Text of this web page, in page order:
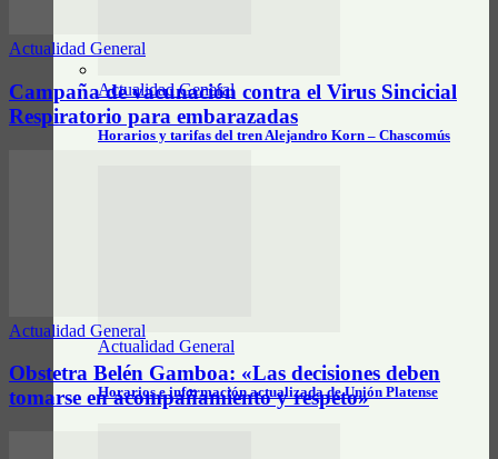
Actualidad General
Horarios y tarifas del tren Alejandro Korn – Chascomús
Actualidad General
Horarios e información actualizada de Unión Platense
Actualidad General
Campaña de vacunación contra el Virus Sincicial
Respiratorio para embarazadas
Actualidad General
Obstetra Belén Gamboa: «Las decisiones deben
tomarse en acompañamiento y respeto»